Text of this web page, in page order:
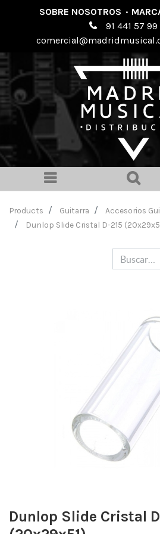
SOBRE NOSOTROS ·
91 441 57 99
Products Guitarra Accesorios
Dunlop Slide Cristal D-215
Dunlop Slide Cristal